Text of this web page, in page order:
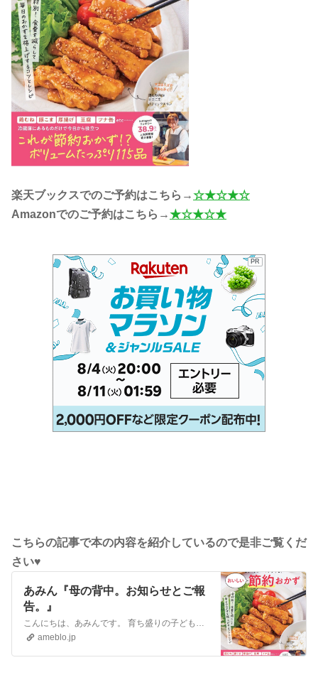
楽天ブックスでのご予約はこちら→☆★☆★☆
Amazonでのご予約はこちら→★☆★☆★
PR
こちらの記事で本の内容を紹介しているので是非ご覧くだ
さい♥
あみん『母の背中。お知らせとご報
告。』
こんにちは、あみんです。 育ち盛りの子どもを3人育てる3児の母をやっております。 珍しいものは使いたくない、普通なんだけどとびっきり美味しいご飯をモットーに日…
ameblo.jp